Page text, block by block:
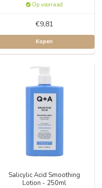
Op voorraad
€9,81
Kopen
Salicylic Acid Smoothing
Lotion - 250ml